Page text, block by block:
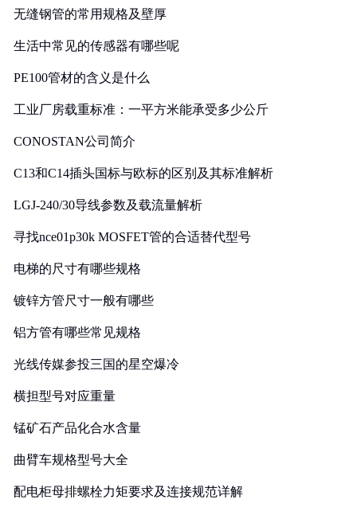
无缝钢管的常用规格及壁厚
生活中常见的传感器有哪些呢
PE100管材的含义是什么
工业厂房载重标准：一平方米能承受多少公斤
CONOSTAN公司简介
C13和C14插头国标与欧标的区别及其标准解析
LGJ-240/30导线参数及载流量解析
寻找nce01p30k MOSFET管的合适替代型号
电梯的尺寸有哪些规格
镀锌方管尺寸一般有哪些
铝方管有哪些常见规格
光线传媒参投三国的星空爆冷
横担型号对应重量
锰矿石产品化合水含量
曲臂车规格型号大全
配电柜母排螺栓力矩要求及连接规范详解